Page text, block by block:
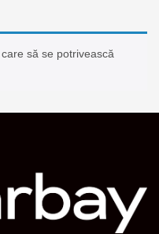
să se potrivească